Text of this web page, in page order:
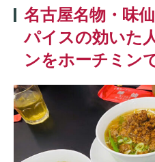
名古屋名物・味
パイスの効いた
ンをホーチミン